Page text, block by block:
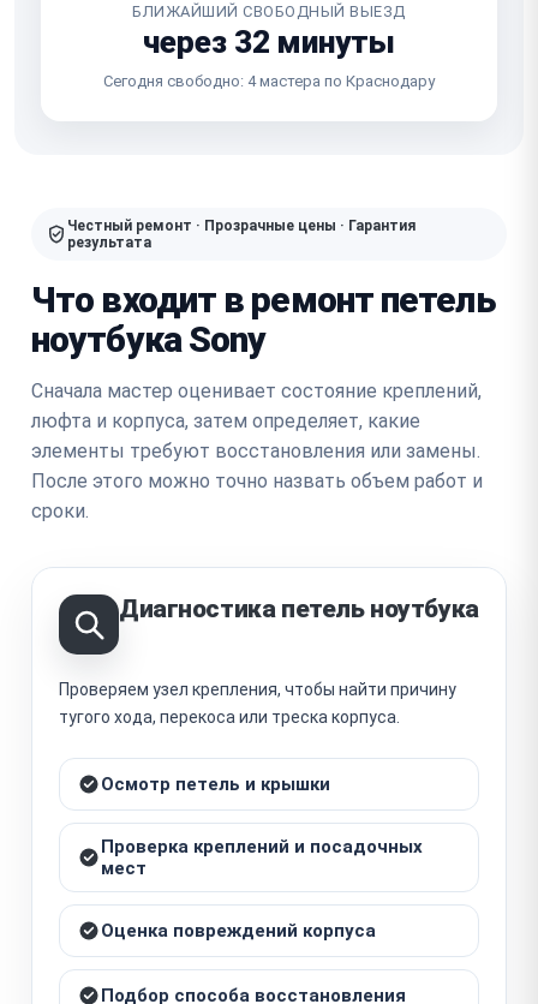
БЛИЖАЙШИЙ СВОБОДНЫЙ ВЫЕЗД
через 32 минуты
Сегодня свободно: 4 мастера по Краснодару
Честный ремонт · Прозрачные цены · Гарантия
результата
Что входит в ремонт петель
ноутбука Sony
Сначала мастер оценивает состояние креплений,
люфта и корпуса, затем определяет, какие
элементы требуют восстановления или замены.
После этого можно точно назвать объем работ и
сроки.
Диагностика петель ноутбука
Проверяем узел крепления, чтобы найти причину
тугого хода, перекоса или треска корпуса.
Осмотр петель и крышки
Проверка креплений и посадочных
мест
Оценка повреждений корпуса
Подбор способа восстановления